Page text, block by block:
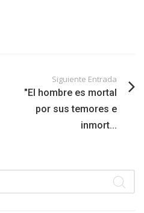
Siguiente Entrada
"El hombre es mortal
por sus temores e
inmort...